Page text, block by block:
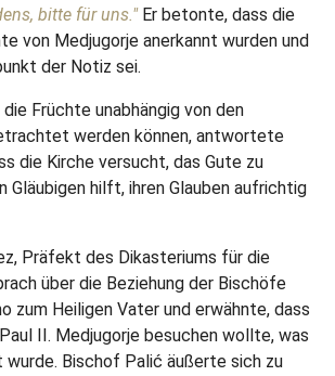
bitte für uns."Er betonte, dass die
von Medjugorje anerkannt wurden und
der Notiz sei.
Früchte unabhängig von den
werden können, antwortete
die Kirche versucht, das Gute zu
Gläubigen hilft, ihren Glauben aufrichtig
Präfekt des Dikasteriums für die
über die Beziehung der Bischöfe
zum Heiligen Vater und erwähnte, dass
II. Medjugorje besuchen wollte, was
wurde. Bischof Palić äußerte sich zu